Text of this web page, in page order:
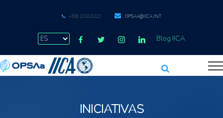
+506 2216 0222 OPSAA@IICA.INT
Blog IICA
INICIATIVAS